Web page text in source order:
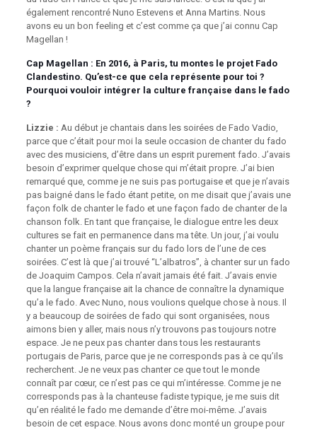
également rencontré Nuno Estevens et Anna Martins. Nous
avons eu un bon feeling et c’est comme ça que j’ai connu Cap
Magellan !
Cap Magellan : En 2016, à Paris, tu montes le projet Fado
Clandestino. Qu’est-ce que cela représente pour toi ?
Pourquoi vouloir intégrer la culture française dans le fado
?
Lizzie : Au début je chantais dans les soirées de Fado Vadio,
parce que c’était pour moi la seule occasion de chanter du fado
avec des musiciens, d’être dans un esprit purement fado. J’avais
besoin d’exprimer quelque chose qui m’était propre. J’ai bien
remarqué que, comme je ne suis pas portugaise et que je n’avais
pas baigné dans le fado étant petite, on me disait que j’avais une
façon folk de chanter le fado et une façon fado de chanter de la
chanson folk. En tant que française, le dialogue entre les deux
cultures se fait en permanence dans ma tête. Un jour, j’ai voulu
chanter un poème français sur du fado lors de l’une de ces
soirées. C’est là que j’ai trouvé “L’albatros”, à chanter sur un fado
de Joaquim Campos. Cela n’avait jamais été fait. J’avais envie
que la langue française ait la chance de connaître la dynamique
qu’a le fado. Avec Nuno, nous voulions quelque chose à nous. Il
y a beaucoup de soirées de fado qui sont organisées, nous
aimons bien y aller, mais nous n’y trouvons pas toujours notre
espace. Je ne peux pas chanter dans tous les restaurants
portugais de Paris, parce que je ne corresponds pas à ce qu’ils
recherchent. Je ne veux pas chanter ce que tout le monde
connaît par cœur, ce n’est pas ce qui m’intéresse. Comme je ne
corresponds pas à la chanteuse fadiste typique, je me suis dit
qu’en réalité le fado me demande d’être moi-même. J’avais
besoin de cet espace. Nous avons donc monté un groupe pour